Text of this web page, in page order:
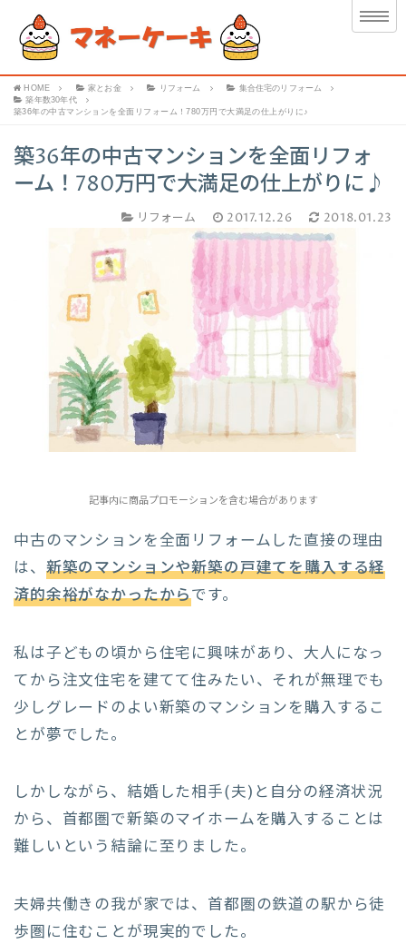
HOME 家とお金 リフォーム
集合住宅のリフォーム
築年数30年代
築36年の中古マンションを全面リフォーム！780万円で大満足の仕上がりに♪
築36年の中古マンションを全面リフォ
ーム！780万円で大満足の仕上がりに♪
リフォーム 2017.12.26 2018.01.23
記事内に商品プロモーションを含む場合があります
中古のマンションを全面リフォームした直接の理由
は、 新築のマンションや新築の戸建てを購入する経
済的余裕がなかったからです。
私は子どもの頃から住宅に興味があり、大人になっ
てから注文住宅を建てて住みたい、それが無理でも
少しグレードのよい新築のマンションを購入するこ
とが夢でした。
しかしながら、結婚した相手(夫)と自分の経済状況
から、首都圏で新築のマイホームを購入することは
難しいという結論に至りました。
夫婦共働きの我が家では、首都圏の鉄道の駅から徒
歩圏に住むことが現実的でした。